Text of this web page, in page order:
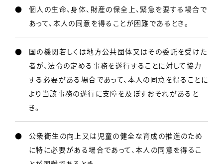
個人の生命、身体、財産の保全上、緊急を要する場合で
あって、本人の同意を得ることが困難であるとき。
国の機関若しくは地方公共団体又はその委託を受けた
者が、法令の定める事務を遂行することに対して協力
する必要がある場合であって、本人の同意を得ることに
より当該事務の遂行に支障を及ぼすおそれがあると
き。
公衆衛生の向上又は児童の健全な育成の推進のため
に特に必要がある場合であって、本人の同意を得るこ